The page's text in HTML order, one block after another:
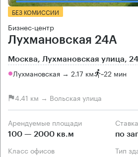
БЕЗ КОМИССИИ
Бизнес-центр
Лухмановская 24А
Москва, Лухмановская улица,
Лухмановская → 2.17 км ~22 мин
4.41 км → Вольская улица
Арендуемые площади
100 — 2000 кв.м по
Класс офисов Тип